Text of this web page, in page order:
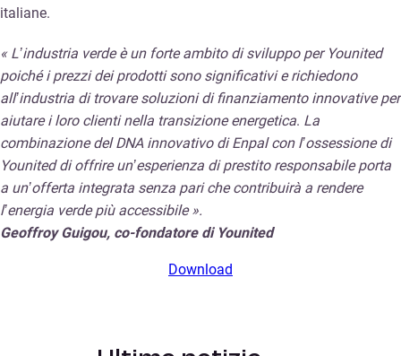
italiane.
« L’industria verde è un forte ambito di sviluppo per Younited
poiché i prezzi dei prodotti sono significativi e richiedono
all’industria di trovare soluzioni di finanziamento innovative per
aiutare i loro clienti nella transizione energetica. La
combinazione del DNA innovativo di Enpal con l’ossessione di
Younited di offrire un’esperienza di prestito responsabile porta
a un’offerta integrata senza pari che contribuirà a rendere
l’energia verde più accessibile ».
Geoffroy Guigou, co-fondatore di Younited
Download